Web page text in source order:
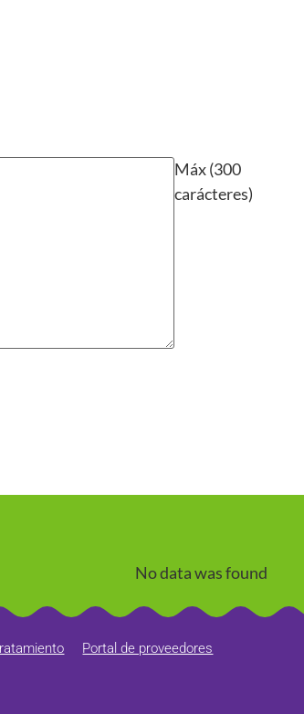
Máx (300
carácteres)
No data was found
Portal de proveedores